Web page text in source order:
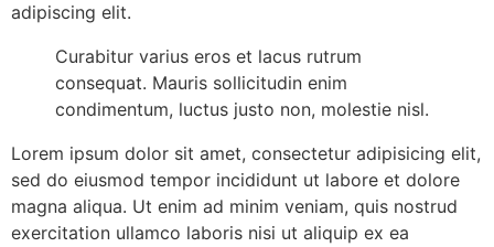
adipiscing elit.
Curabitur varius eros et lacus rutrum
consequat. Mauris sollicitudin enim
condimentum, luctus justo non, molestie nisl.
Lorem ipsum dolor sit amet, consectetur adipisicing elit,
sed do eiusmod tempor incididunt ut labore et dolore
magna aliqua. Ut enim ad minim veniam, quis nostrud
exercitation ullamco laboris nisi ut aliquip ex ea